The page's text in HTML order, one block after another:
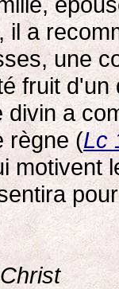
il a
une
fruit d'un
a
règne (Lc
motivent